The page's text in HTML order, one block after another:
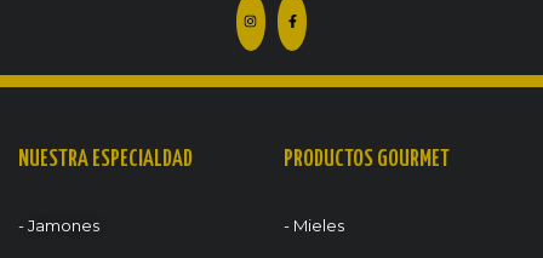
NUESTRA ESPECIALDAD
- Jamones
PRODUCTOS GOURMET
- Mieles